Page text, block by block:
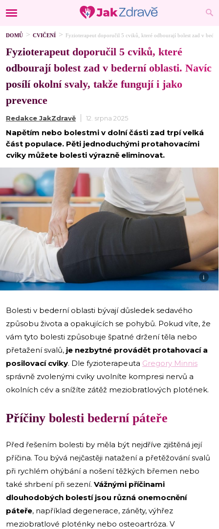
DOMŮ CVIČENÍ Fyzioterapeut doporučil 5 cviků, které odbourají bolest zad v
Fyzioterapeut doporučil 5 cviků, které
odbourají bolest zad v bederní oblasti. Navíc
posílí okolní svaly, takže fungují i jako
prevence
Redakce JakZdravě 12. srpna 2025
Napětím nebo bolestmi v dolní části zad trpí velká
část populace. Pěti jednoduchými protahovacími
cviky můžete bolesti výrazně eliminovat.
i
Bolesti v bederní oblasti bývají důsledek sedavého
způsobu života a opakujících se pohybů. Pokud víte, že
vám tyto bolesti způsobuje špatné držení těla nebo
přetažení svalů, je nezbytné provádět protahovací a
posilovací cviky. Dle fyzioterapeuta Gregory Minnis
správně zvolenými cviky uvolníte kompresi nervů a
okolních cév a snížíte zátěž meziobratlových plotének.
Příčiny bolesti bederní páteře
Před řešením bolesti by měla být nejdříve zjištěná její
příčina. Tou bývá nejčastěji natažení a přetěžování svalů
při rychlém ohýbání a nošení těžkých břemen nebo
také shrbení při sezení. Vážnými příčinami
dlouhodobých bolestí jsou různá onemocnění
páteře, například degenerace, záněty, výhřez
meziobratlové ploténky nebo osteoartróza. V